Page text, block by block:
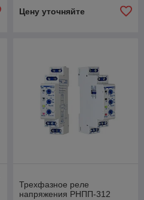
Цену уточняйте
Трехфазное реле
напряжения РНПП-312